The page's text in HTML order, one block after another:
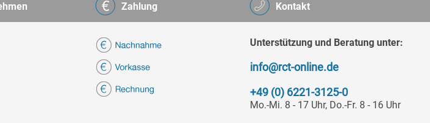
Kontakt
Unterstützung und Beratung unter:
info@rct-online.de
+49 (0) 6221-3125-0
Mo.-Mi. 8 - 17 Uhr, Do.-Fr. 8 - 16 Uhr
Zahlung